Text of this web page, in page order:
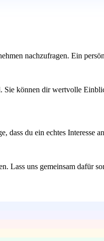
nachzufragen. Ein
können dir wertvolle
du ein echtes Interesse
Lass uns gemeinsam dafür